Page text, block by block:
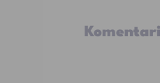
Komentari